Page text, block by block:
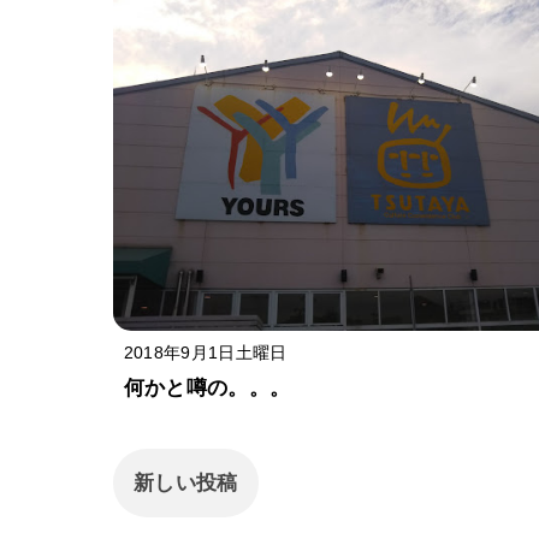
2018年9月1日土曜日
何かと噂の。。。
新しい投稿